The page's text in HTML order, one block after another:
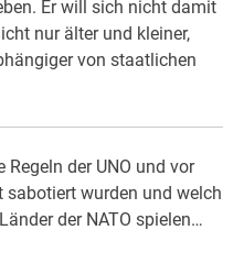
Er will sich nicht damit
nur älter und kleiner,
von staatlichen
Regeln der UNO und vor
sabotiert wurden und welch
der NATO spielen…